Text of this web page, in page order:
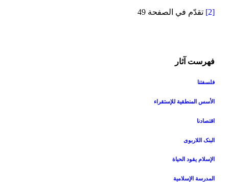
[2] تقدّم في الصفحة 49
فهرست آثار
فلسفتنا
الأسس المنطقیة للإستقراء
اقتصادنا
البنک اللاربوی
الإسلام یقود الحیاة
المدرسة الإسلامیة